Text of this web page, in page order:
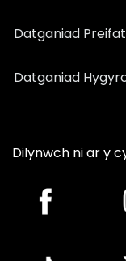
Datganiad
Datganiad
Dilynwch ni ar y